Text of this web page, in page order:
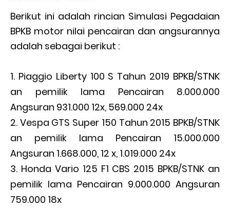
Berikut ini adalah rincian Simulasi Pegadaian
BPKB motor nilai pencairan dan angsurannya
adalah sebagai berikut :
Piaggio Liberty 100 S Tahun 2019 BPKB/STNK
an pemilik lama Pencairan 8.000.000
Angsuran 931.000 12x, 569.000 24x
Vespa GTS Super 150 Tahun 2015 BPKB/STNK
an pemilik lama Pencairan 15.000.000
Angsuran 1.668.000, 12 x, 1.019.000 24x
Honda Vario 125 F1 CBS 2015 BPKB/STNK an
pemilik lama Pencairan 9.000.000 Angsuran
759.000 18x